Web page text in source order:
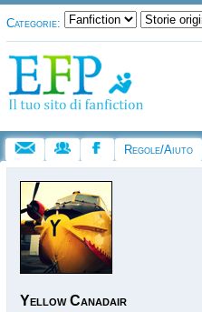
Categorie:
Regole/Aiuto
Yellow Canadair